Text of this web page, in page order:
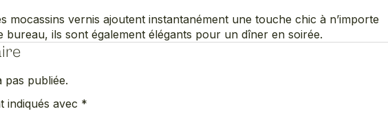
mocassins vernis ajoutent instantanément une touche chic à n’importe
bureau, ils sont également élégants pour un dîner en soirée.
pas publiée.
indiqués avec *